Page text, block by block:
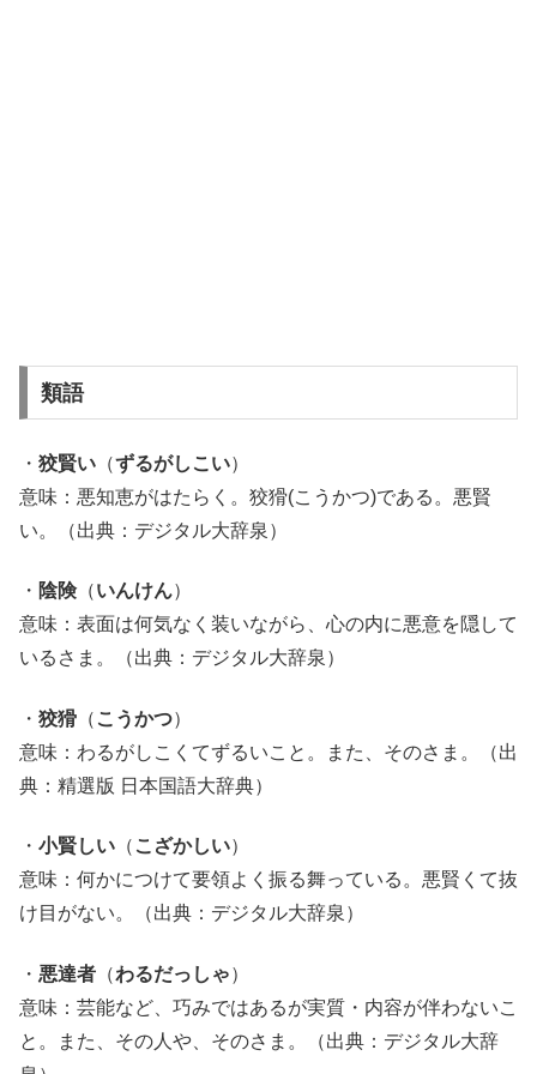
類語
・ 狡賢い （ずるがしこい）
意味：悪知恵がはたらく。狡猾(こうかつ)である。悪賢
い。（出典：デジタル大辞泉）
・ 陰険（いんけん）
意味：表面は何気なく装いながら、心の内に悪意を隠して
いるさま。（出典：デジタル大辞泉）
・ 狡猾 （ こうかつ）
意味：わるがしこくてずるいこと。また、そのさま。（出
典：精選版 日本国語大辞典）
・ 小賢しい （ こざかしい）
意味：何かにつけて要領よく振る舞っている。悪賢くて抜
け目がない。（出典：デジタル大辞泉）
・ 悪達者 （わるだっしゃ）
意味：芸能など、巧みではあるが実質・内容が伴わないこ
と。また、その人や、そのさま。（出典：デジタル大辞